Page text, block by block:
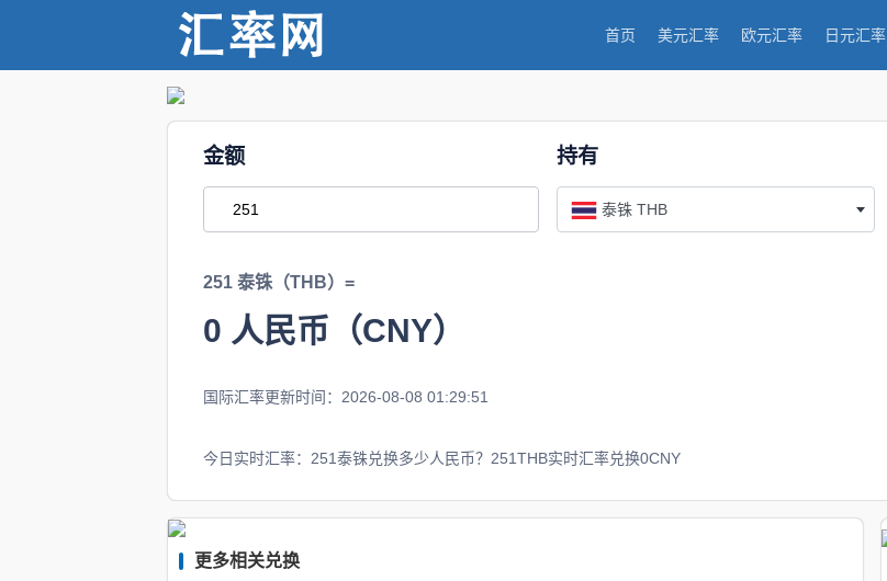
首页 美元汇率 欧元汇率 日元汇率
金额 持有
泰铢 THB
251 泰铢（THB）=
0 人民币（CNY）
国际汇率更新时间：2026-08-08 01:29:51
今日实时汇率：251泰铢兑换多少人民币？251THB实时汇率兑换0CNY
更多相关兑换